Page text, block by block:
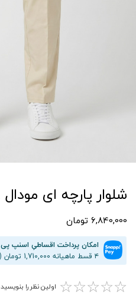
شلوار پارچه ای مودال 61129
6,840,000 تومان
امکان پرداخت اقساطیِ اسنپ پی
۴ قسط ماهیانه 1,710,000 تومان (بدون کارمزد)
☆
☆
☆
☆
☆ اولین نظر را بنویسید